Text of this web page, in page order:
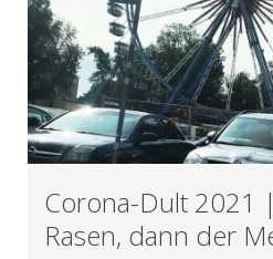
Corona-Dult 2021
Rasen, dann der